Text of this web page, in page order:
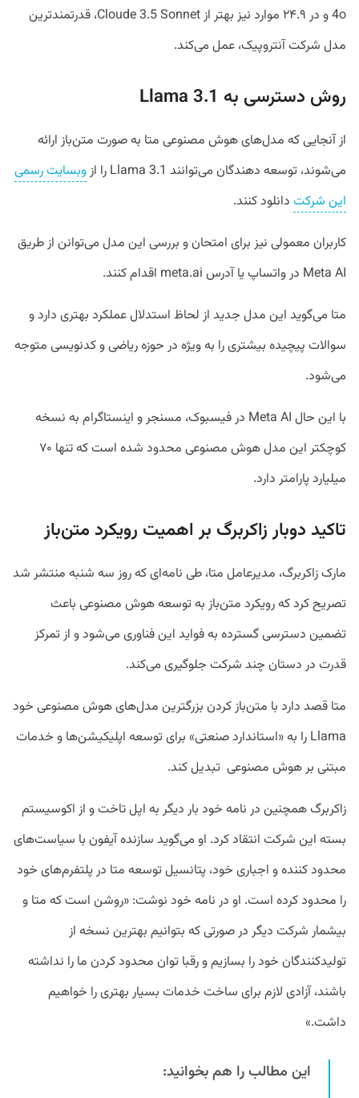
4o و در ۲۴.۹ موارد نیز بهتر از Cloude 3.5 Sonnet، قدرتمندترین
مدل شرکت آنتروپیک، عمل می‌کند.
روش دسترسی به Llama 3.1
از آنجایی که مدل‌های هوش مصنوعی متا به صورت متن‌باز ارائه
می‌شوند، توسعه دهندگان می‌توانند Llama 3.1 را از
وبسایت رسمی
این شرکت دانلود کنند.
کاربران معمولی نیز برای امتحان و بررسی این مدل می‌توانن از طریق
Meta AI در واتساپ یا آدرس meta.ai اقدام کنند.
متا می‌گوید این مدل جدید از لحاظ استدلال عملکرد بهتری دارد و
سوالات پیچیده بیشتری را به ویژه در حوزه ریاضی و کد‌نویسی متوجه
می‌شود.
با این حال Meta AI در فیسبوک، مسنجر و اینستاگرام به نسخه
کوچکتر این مدل هوش مصنوعی محدود شده است که تنها ۷۰
میلیارد پارامتر دارد.
تاکید دوبار زاکربرگ بر اهمیت رویکرد متن‌باز
مارک زاکربرگ، مدیرعامل متا، طی نامه‌ای که روز سه شنبه منتشر شد
تصریح کرد که رویکرد متن‌باز به توسعه هوش مصنوعی باعث
تضمین دسترسی گسترده به فواید این فناوری می‌شود و از تمرکز
قدرت در دستان چند شرکت جلوگیری می‌کند.
متا قصد دارد با متن‌باز کردن بزرگترین مدل‌های هوش مصنوعی خود
Llama را به «استاندارد صنعتی» برای توسعه اپلیکیشن‌ها و خدمات
مبتنی بر هوش مصنوعی تبدیل کند.
زاکربرگ همچنین در نامه خود بار دیگر به اپل تاخت و از اکوسیستم
بسته این شرکت انتقاد کرد. او می‌گوید سازنده آیفون با سیاست‌های
محدود کننده و اجباری خود، پتانسیل توسعه متا در پلتفرم‌های خود
را محدود کرده است. او در نامه خود نوشت: «روشن است که متا و
بیشمار شرکت دیگر در صورتی که بتوانیم بهترین نسخه از
تولیدکنندگان خود را بسازیم و رقبا توان محدود کردن ما را نداشته
باشند، آزادی لازم برای ساخت خدمات بسیار بهتری را خواهیم
داشت.»
این مطالب را هم بخوانید: